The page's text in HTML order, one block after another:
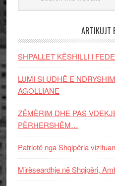
ARTIKUJT
SHPALLET KËSHILLI I
LUMI SI UDHË E
AGOLLIANE
ZËMËRIM DHE PAS
PËRHERSHËM…
Patriotë nga Shqipëria
Mirëseardhje në Shqipëri,